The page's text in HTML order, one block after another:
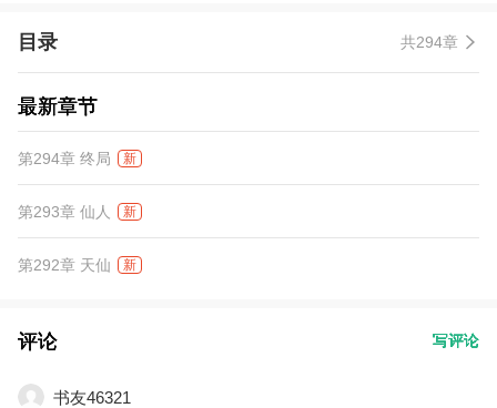
目录 共294章
最新章节
第294章 终局 新
第293章 仙人 新
第292章 天仙 新
评论 写评论
书友46321